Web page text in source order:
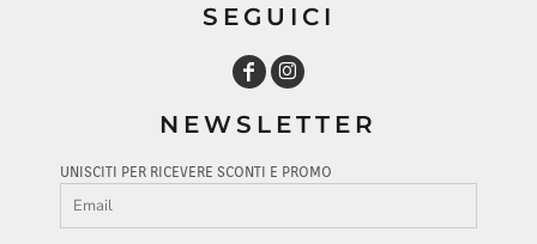
SEGUICI
NEWSLETTER
UNISCITI PER RICEVERE SCONTI E PROMO